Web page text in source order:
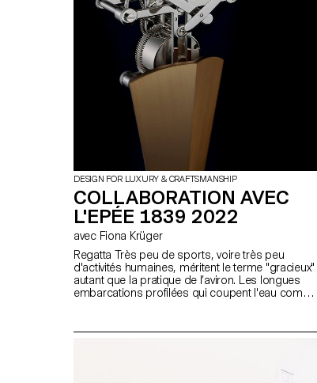
DESIGN FOR LUXURY & CRAFTSMANSHIP
COLLABORATION AVEC
L'EPÉE 1839 2022
avec Fiona Krüger
Regatta Très peu de sports, voire très peu
d'activités humaines, méritent le terme "gracieux"
autant que la pratique de l’aviron. Les longues
embarcations profilées qui coupent l'eau comme
déplacement humain sur terre. Ce sentiment de
L'Epée 1839 exploite et rend hommage à la grâce